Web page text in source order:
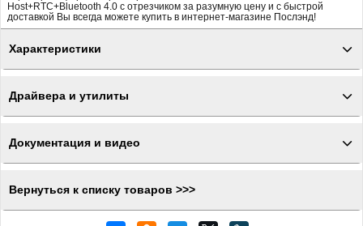
Host+RTC+Bluetooth 4.0 с отрезчиком за разумную цену и с быстрой
доставкой Вы всегда можете купить в интернет-магазине Послэнд!
Характеристики
Драйвера и утилиты
Документация и видео
Вернуться к списку товаров >>>